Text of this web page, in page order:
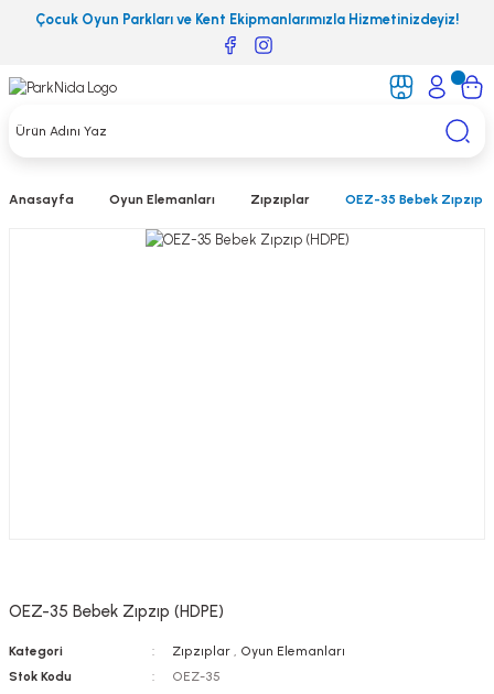
Çocuk Oyun Parkları ve Kent Ekipmanlarımızla Hizmetinizdeyiz!
Anasayfa Oyun Elemanları Zıpzıplar OEZ-35 Bebek Zıpzıp
OEZ-35 Bebek Zıpzıp (HDPE)
Kategori Zıpzıplar
Oyun Elemanları
Stok Kodu
OEZ-35